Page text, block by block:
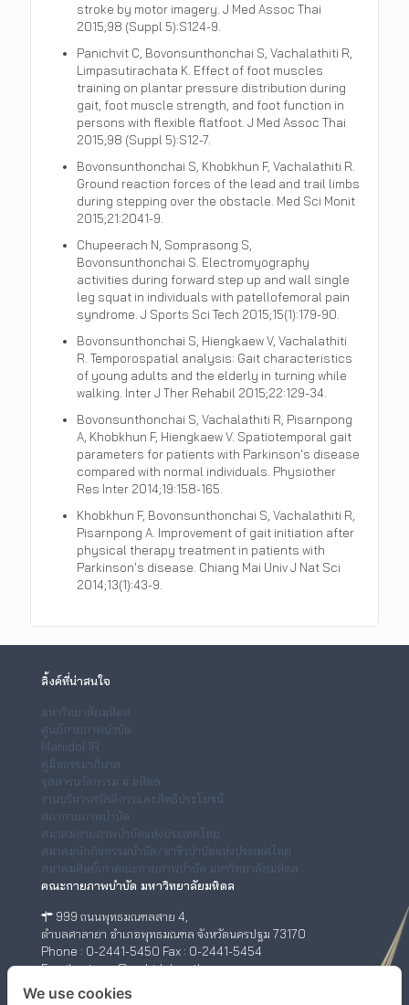
stroke by motor imagery. J Med Assoc Thai
2015;98 (Suppl 5):S124-9.
Panichvit C, Bovonsunthonchai S, Vachalathiti R,
Limpasutirachata K. Effect of foot muscles
training on plantar pressure distribution during
gait, foot muscle strength, and foot function in
persons with flexible flatfoot. J Med Assoc Thai
2015;98 (Suppl 5):S12-7.
Bovonsunthonchai S, Khobkhun F, Vachalathiti R.
Ground reaction forces of the lead and trail limbs
during stepping over the obstacle. Med Sci Monit
2015;21:2041-9.
Chupeerach N, Somprasong S,
Bovonsunthonchai S. Electromyography
activities during forward step up and wall single
leg squat in individuals with patellofemoral pain
syndrome. J Sports Sci Tech 2015;15(1):179-90.
Bovonsunthonchai S, Hiengkaew V, Vachalathiti
R. Temporospatial analysis: Gait characteristics
of young adults and the elderly in turning while
walking. Inter J Ther Rehabil 2015;22:129-34.
Bovonsunthonchai S, Vachalathiti R, Pisarnpong
A, Khobkhun F, Hiengkaew V. Spatiotemporal gait
parameters for patients with Parkinson's disease
compared with normal individuals. Physiother
Res Inter 2014;19:158-165.
Khobkhun F, Bovonsunthonchai S, Vachalathiti R,
Pisarnpong A. Improvement of gait initiation after
physical therapy treatment in patients with
Parkinson's disease. Chiang Mai Univ J Nat Sci
2014;13(1):43-9.
ลิ้งค์ที่น่าสนใจ
มหาวิทยาลัยมหิดล
ศูนย์กายภาพบำบัด
Mahidol IR
คู่มือธรรมาภิบาล
จุลสารนวัตกรรม ม.มหิดล
งานบริหารสวัสดิการและสิทธิประโยชน์
สภากายภาพบำบัด
สมาคมกายภาพบำบัดแห่งประเทศไทย
สมาคมนักกิจกรรมบำบัด/อาชีวบำบัดแห่งประเทศไทย
สมาคมศิษย์เก่าคณะกายภาพบำบัด มหาวิทยาลัยมหิดล
คณะกายภาพบำบัด มหาวิทยาลัยมหิดล
999 ถนนพุทธมณฑลสาย 4,
ตำบลศาลายา อำเภอพุทธมณฑล จังหวัดนครปฐม 73170
Phone : 0-2441-5450 Fax : 0-2441-5454
Email : ptwww@mahidol.ac.th
ศูนย์กายภาพบำบัด (เชิงสะพานสมเด็จพระปิ่นเกล้า)
We use cookies